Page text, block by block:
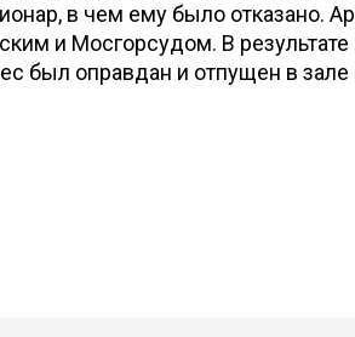
в чем ему было отказано.
и Мосгорсудом. В
был оправдан и отпущен в зале